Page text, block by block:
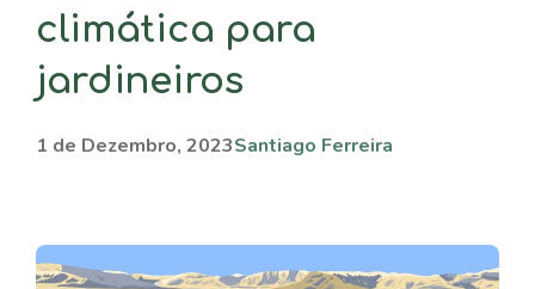
climática para
jardineiros
1 de Dezembro, 2023Santiago Ferreira